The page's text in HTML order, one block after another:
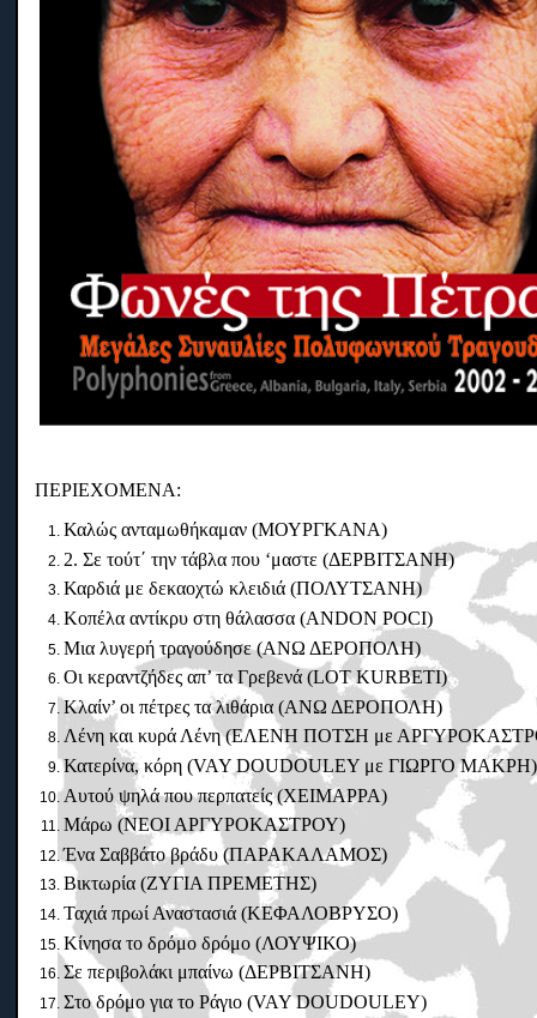
ΠΕΡΙΕΧΟΜΕΝΑ:
Καλώς ανταμωθήκαμαν (ΜΟΥΡΓΚΑΝΑ)
2. Σε τούτ΄ την τάβλα που ‘μαστε (ΔΕΡΒΙΤΣΑΝΗ)
Καρδιά με δεκαοχτώ κλειδιά (ΠΟΛΥΤΣΑΝΗ)
Κοπέλα αντίκρυ στη θάλασσα (ANDON POCI)
Μια λυγερή τραγούδησε (ΑΝΩ ΔΕΡΟΠΟΛΗ)
Οι κεραντζήδες απ’ τα Γρεβενά (LOT KURBΕTI)
Κλαίν’ οι πέτρες τα λιθάρια (ΑΝΩ ΔΕΡΟΠΟΛΗ)
Λένη και κυρά Λένη (ΕΛΕΝΗ ΠΟΤΣΗ με
Κατερίνα, κόρη (VAY DOUDOULEY με ΓΙΩΡΓΟ ΜΑΚΡΗ)
Αυτού ψηλά που περπατείς (ΧΕΙΜΑΡΡΑ)
Μάρω (ΝΕΟΙ ΑΡΓΥΡΟΚΑΣΤΡΟΥ)
Ένα Σαββάτο βράδυ (ΠΑΡΑΚΑΛΑΜΟΣ)
Βικτωρία (ΖΥΓΙΑ ΠΡΕΜΕΤΗΣ)
Ταχιά πρωί Αναστασιά (ΚΕΦΑΛΟΒΡΥΣΟ)
Κίνησα το δρόμο δρόμο (ΛΟΥΨΙΚΟ)
Σε περιβολάκι μπαίνω (ΔΕΡΒΙΤΣΑΝΗ)
Στο δρόμο για το Ράγιο (VAY DOUDOULEY)